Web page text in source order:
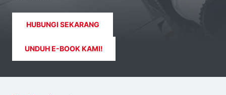
HUBUNGI SEKARANG
UNDUH E-BOOK KAMI!